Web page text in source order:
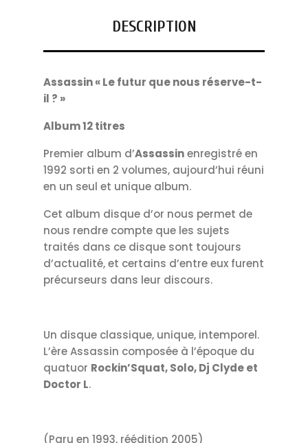
DESCRIPTION
Assassin « Le futur que nous réserve-t-
il ? »
Album 12 titres
Premier album d’Assassinenregistré en
1992 sorti en 2 volumes, aujourd’hui réuni
en un seul et unique album.
Cet album disque d’or nous permet de
nous rendre compte que les sujets
traités dans ce disque sont toujours
d’actualité, et certains d’entre eux furent
précurseurs dans leur discours.
Un disque classique, unique, intemporel.
L’ère Assassin composée à l’époque du
quatuor Rockin’Squat, Solo, Dj Clyde et
Doctor L.
(Paru en 1993, réédition 2005)